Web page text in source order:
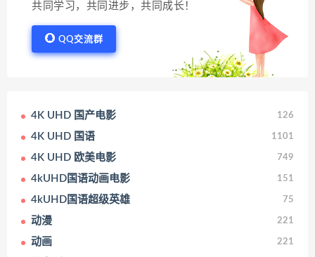
共同学习，共同进步，共同成长！
QQ交流群
4K UHD 国产电影 126
4K UHD 国语 1101
4K UHD 欧美电影 749
4kUHD国语动画电影 151
4kUHD国语超级英雄 75
动漫 221
动画 221